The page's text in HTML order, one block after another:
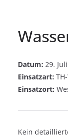
Datum: 29.
Einsatzart:
Einsatzort:
Kein